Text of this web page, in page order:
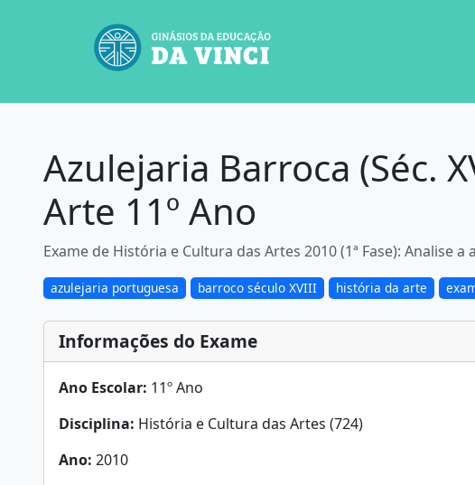
Azulejaria Barroca (Séc.
Arte 11º Ano
Exame de História e Cultura das Artes 2010 (1ª Fase):
azulejaria portuguesa barroco século XVIII história da arte
Informações do Exame
Ano Escolar: 11º Ano
Disciplina: História e Cultura das Artes (724)
Ano: 2010